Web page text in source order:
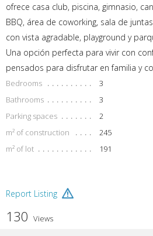
ofrece casa club, piscina, gimnasio,
BBQ, área de coworking, sala de
con vista agradable, playground y
Una opción perfecta para vivir con
pensados para disfrutar en familia y
Bedrooms
3
Bathrooms
3
Parking spaces
2
m² of construction
245
m² of lot
191
Report Listing
130 Views